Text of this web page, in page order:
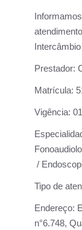
Prestador:
Matrícula:
Vigência:
/
Tipo de
Endereço:
n°6.748,